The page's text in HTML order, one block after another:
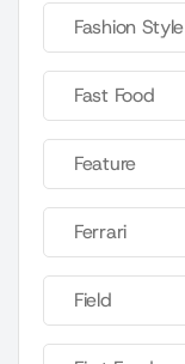
Fashion Style
Fast Food
Feature
Ferrari
Field